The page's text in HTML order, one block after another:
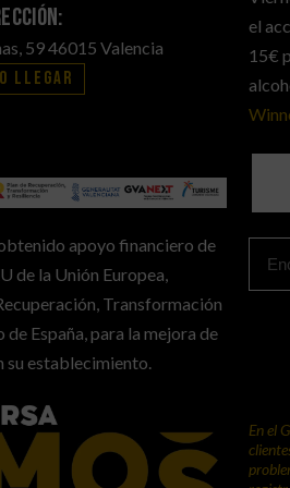
59 46015 Valencia
llegar
apoyo financiero de
de la Unión Europea,
Transformación
España, para la mejora de
su establecimiento.
el
15€
En el